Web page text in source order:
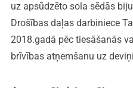
uz apsūdzēto sola sēdās
Drošības daļas darbiniece
2018.gadā pēc tiesāšanās
brīvības atņemšanu uz